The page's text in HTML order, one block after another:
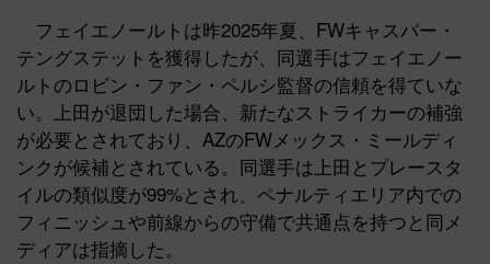
フェイエノールトは昨2025年夏、FWキャスパー・
テングステットを獲得したが、同選手はフェイエノー
ルトのロビン・ファン・ペルシ監督の信頼を得ていな
い。上田が退団した場合、新たなストライカーの補強
が必要とされており、AZのFWメックス・ミールディ
ンクが候補とされている。同選手は上田とプレースタ
イルの類似度が99%とされ、ペナルティエリア内での
フィニッシュや前線からの守備で共通点を持つと同メ
ディアは指摘した。